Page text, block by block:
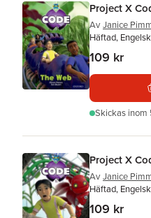
Project X
Av Janice
Häftad,
109 kr
Skickas inom
Project X
Av Janice
Häftad,
109 kr